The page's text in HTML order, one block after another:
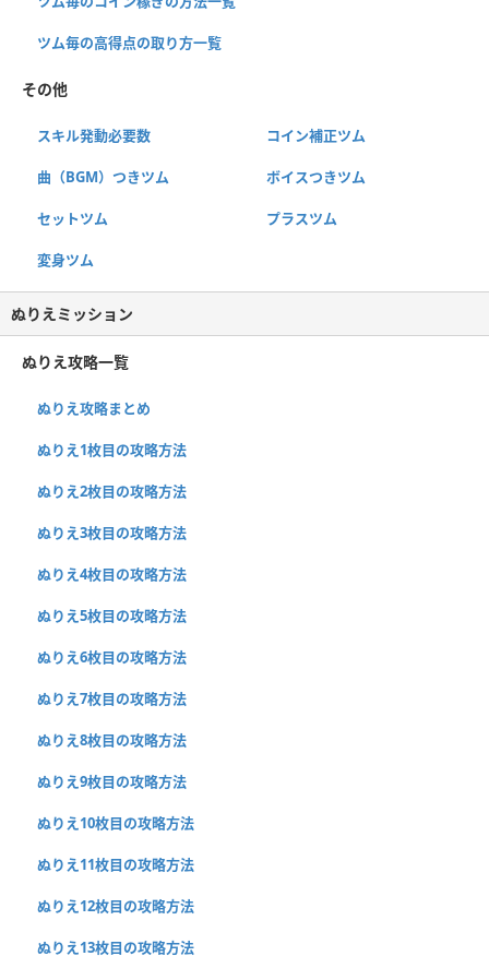
ツム毎の高得点の取り方一覧
その他
スキル発動必要数 コイン補正ツム
曲（BGM）つきツム ボイスつきツム
セットツム プラスツム
変身ツム
ぬりえミッション
ぬりえ攻略一覧
ぬりえ攻略まとめ
ぬりえ1枚目の攻略方法
ぬりえ2枚目の攻略方法
ぬりえ3枚目の攻略方法
ぬりえ4枚目の攻略方法
ぬりえ5枚目の攻略方法
ぬりえ6枚目の攻略方法
ぬりえ7枚目の攻略方法
ぬりえ8枚目の攻略方法
ぬりえ9枚目の攻略方法
ぬりえ10枚目の攻略方法
ぬりえ11枚目の攻略方法
ぬりえ12枚目の攻略方法
ぬりえ13枚目の攻略方法